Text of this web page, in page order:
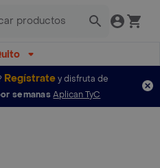
Regístratey disfruta de
semanas Aplican TyC